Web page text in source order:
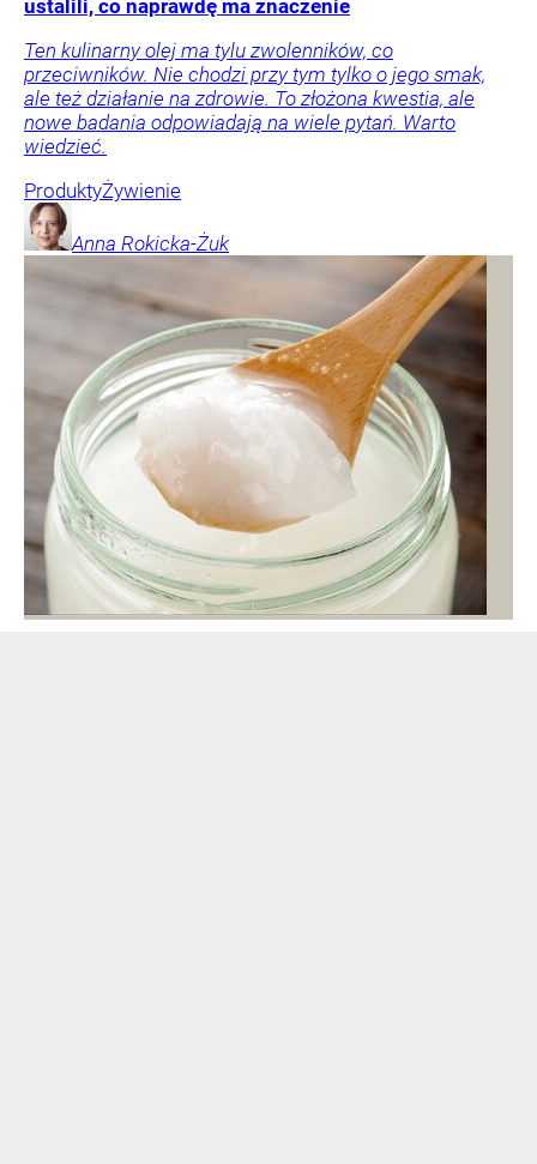
ustalili, co naprawdę ma znaczenie
Ten kulinarny olej ma tylu zwolenników, co
przeciwników. Nie chodzi przy tym tylko o jego smak,
ale też działanie na zdrowie. To złożona kwestia, ale
nowe badania odpowiadają na wiele pytań. Warto
wiedzieć.
ProduktyŻywienie
Anna Rokicka-Żuk